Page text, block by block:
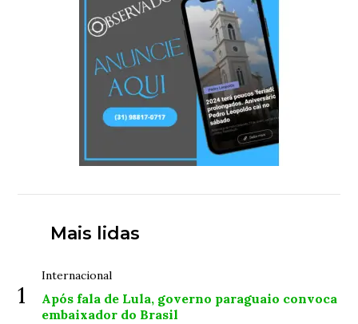
Mais lidas
1
Internacional
Após fala de Lula, governo paraguaio convoca
embaixador do Brasil